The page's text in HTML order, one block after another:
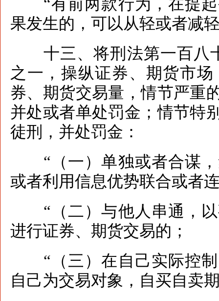
“有前两款行为，在提起
果发生的，可以从轻或者减
十三、将刑法第一百八
之一，操纵证券、期货市
券、期货交易量，情节严重
并处或者单处罚金；情节特
徒刑，并处罚金：
“（一）单独或者合谋，
或者利用信息优势联合或者
“（二）与他人串通，以
进行证券、期货交易的；
“（三）在自己实际控制
自己为交易对象，自买自卖